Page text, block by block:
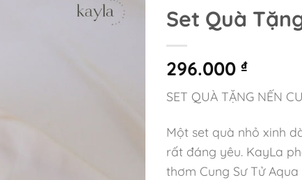
Set Quà
296.000 ₫
SET QUÀ TẶNG NẾN
Một set quà nhỏ xinh
rất đáng yêu. KayLa
thơm Cung Sư Tử